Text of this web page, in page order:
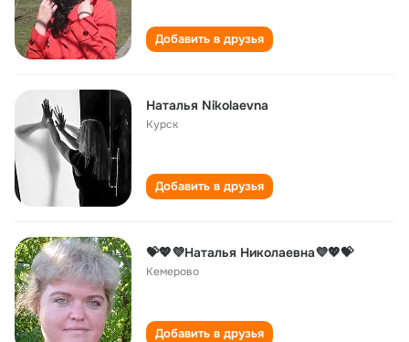
Добавить в друзья
Наталья Nikolaevna
Курск
Добавить в друзья
💝💖💜Наталья Николаевна💜💖💝
Кемерово
Добавить в друзья